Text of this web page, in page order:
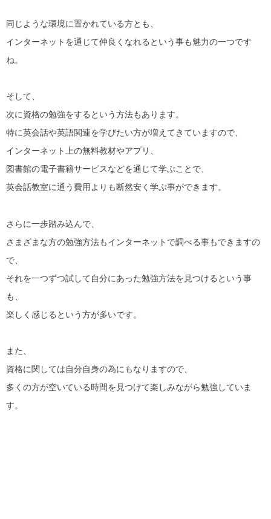
同じような環境に置かれている方とも、
インターネットを通じて仲良くなれるという事も魅力の一つです
ね。
そして、
次に資格の勉強をするという方法もあります。
特に英会話や英語関連を学びたい方が増えてきていますので、
インターネット上の無料教材やアプリ、
図書館の電子書籍サービスなどを通じて学ぶことで、
英会話教室に通う費用よりも断然安く学ぶ事ができます。
さらに一歩踏み込んで、
さまざまな方の勉強方法もインターネットで調べる事もできますの
で、
それを一つずつ試して自分にあった勉強方法を見つけるという事
も、
楽しく感じるという方が多いです。
また、
資格に関しては自分自身の為にもなりますので、
多くの方が空いている時間を見つけて楽しみながら勉強していま
す。